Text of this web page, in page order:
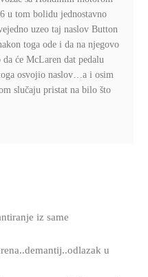
u tom bolidu jednostavno
uzeo taj naslov Button
toga ode i da na njegovo
će McLaren dat pedalu
osvojio naslov…a i osim
slučaju pristat na bilo što
iz same
u